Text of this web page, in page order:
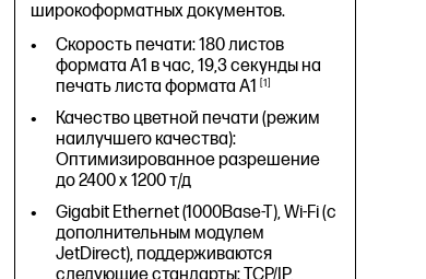
два устройства автоматической
подачи рулонов, интеллектуальная
система переключения между
рулонами, полистовая подача
сверху, выходная корзина для
печатных носителей,
автоматический горизонтальный
резак и вертикальный резак (для
обрезки всех носителей,
отвечающих требованиям
принтеров HP серии Z, в том числе
большинства холстов)
широкоформатных документов.
Скорость печати: 180 листов
формата A1 в час, 19,3 секунды на
печать листа форматаA1 1
Качество цветной печати (режим
наилучшего качества):
Оптимизированное разрешение
до 2400 x 1200 т/д
Gigabit Ethernet (1000Base-T), Wi-Fi (с
дополнительным модулем
JetDirect), поддерживаются